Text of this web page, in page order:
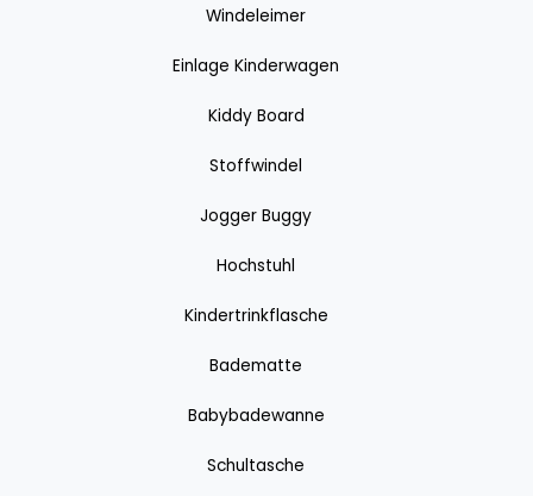
Windeleimer
Einlage Kinderwagen
Kiddy Board
Stoffwindel
Jogger Buggy
Hochstuhl
Kindertrinkflasche
Badematte
Babybadewanne
Schultasche